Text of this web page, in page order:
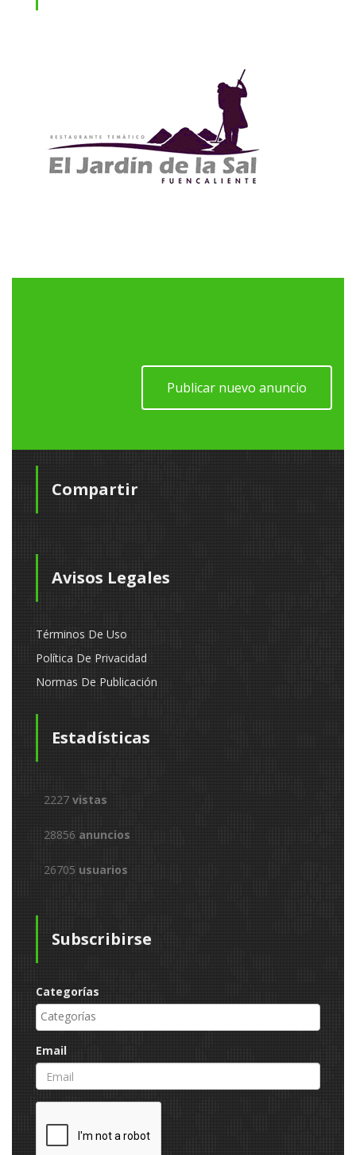
Publicar nuevo anuncio
Compartir
Avisos Legales
Términos De Uso
Política De Privacidad
Normas De Publicación
Estadísticas
2227 vistas
28856 anuncios
26705 usuarios
Subscribirse
Categorías
Email